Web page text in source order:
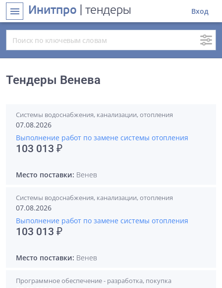
menu Инитпро | тендеры Вход
Тендеры Венева
Системы водоснабжения, канализации, отопления
07.08.2026
Выполнение работ по замене системы отопления
103 013 ₽
Место поставки: Венев
Системы водоснабжения, канализации, отопления
07.08.2026
Выполнение работ по замене системы отопления
103 013 ₽
Место поставки: Венев
Программное обеспечение - разработка, покупка